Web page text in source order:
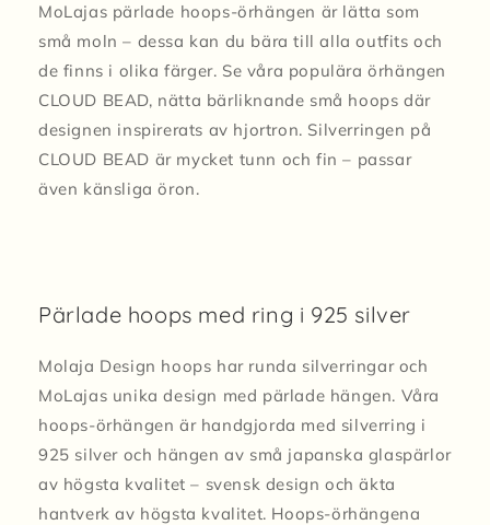
MoLajas pärlade hoops-örhängen är lätta som
små moln – dessa kan du bära till alla outfits och
de finns i olika färger. Se våra populära örhängen
CLOUD BEAD, nätta bärliknande små hoops där
designen inspirerats av hjortron. Silverringen på
CLOUD BEAD är mycket tunn och fin – passar
även känsliga öron.
Pärlade hoops med ring i 925 silver
Molaja Design hoops har runda silverringar och
MoLajas unika design med pärlade hängen. Våra
hoops-örhängen är handgjorda med silverring i
925 silver och hängen av små japanska glaspärlor
av högsta kvalitet – svensk design och äkta
hantverk av högsta kvalitet. Hoops-örhängena